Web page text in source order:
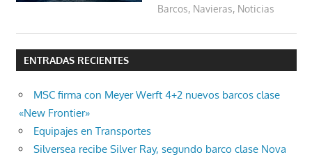
Barcos, Navieras, Noticias
ENTRADAS RECIENTES
MSC firma con Meyer Werft 4+2 nuevos barcos clase
«New Frontier»
Equipajes en Transportes
Silversea recibe Silver Ray, segundo barco clase Nova